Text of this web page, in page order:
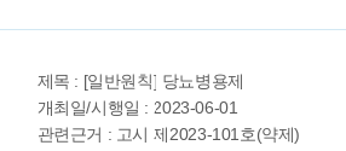
제목 : [일반원칙] 당뇨병용제
개최일/시행일 : 2023-06-01
관련근거 : 고시 제2023-101호(약제)